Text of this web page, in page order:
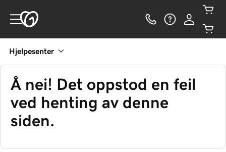
Hjelpesenter
Å nei! Det oppstod en feil
ved henting av denne
siden.